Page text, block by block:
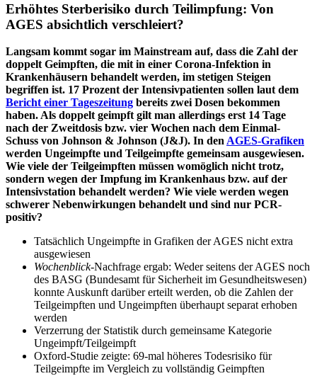
Erhöhtes Sterberisiko durch Teilimpfung: Von
AGES absichtlich verschleiert?
Langsam kommt sogar im Mainstream auf, dass die Zahl der
doppelt Geimpften, die mit in einer Corona-Infektion in
Krankenhäusern behandelt werden, im stetigen Steigen
begriffen ist. 17 Prozent der Intensivpatienten sollen laut dem
Bericht einer Tageszeitung bereits zwei Dosen bekommen
haben. Als doppelt geimpft gilt man allerdings erst 14 Tage
nach der Zweitdosis bzw. vier Wochen nach dem Einmal-
Schuss von Johnson & Johnson (J&J). In denAGES-Grafiken
werden Ungeimpfte und Teilgeimpfte gemeinsam ausgewiesen.
Wie viele der Teilgeimpften müssen womöglich nicht trotz,
sondern wegen der Impfung im Krankenhaus bzw. auf der
Intensivstation behandelt werden? Wie viele werden wegen
schwerer Nebenwirkungen behandelt und sind nur PCR-
positiv?
Tatsächlich Ungeimpfte in Grafiken der AGES nicht extra
ausgewiesen
Wochenblick-Nachfrage ergab: Weder seitens der AGES noch
des BASG (Bundesamt für Sicherheit im Gesundheitswesen)
konnte Auskunft darüber erteilt werden, ob die Zahlen der
Teilgeimpften und Ungeimpften überhaupt separat erhoben
werden
Verzerrung der Statistik durch gemeinsame Kategorie
Ungeimpft/Teilgeimpft
Oxford-Studie zeigte: 69-mal höheres Todesrisiko für
Teilgeimpfte im Vergleich zu vollständig Geimpften